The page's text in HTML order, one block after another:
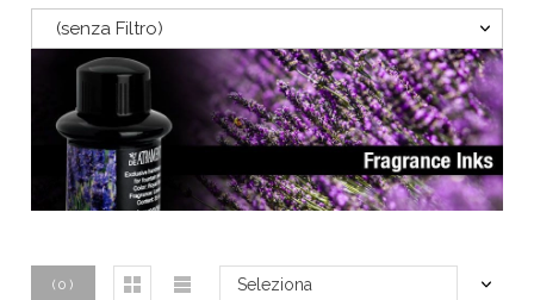
(senza Filtro)
( 0 ) Seleziona